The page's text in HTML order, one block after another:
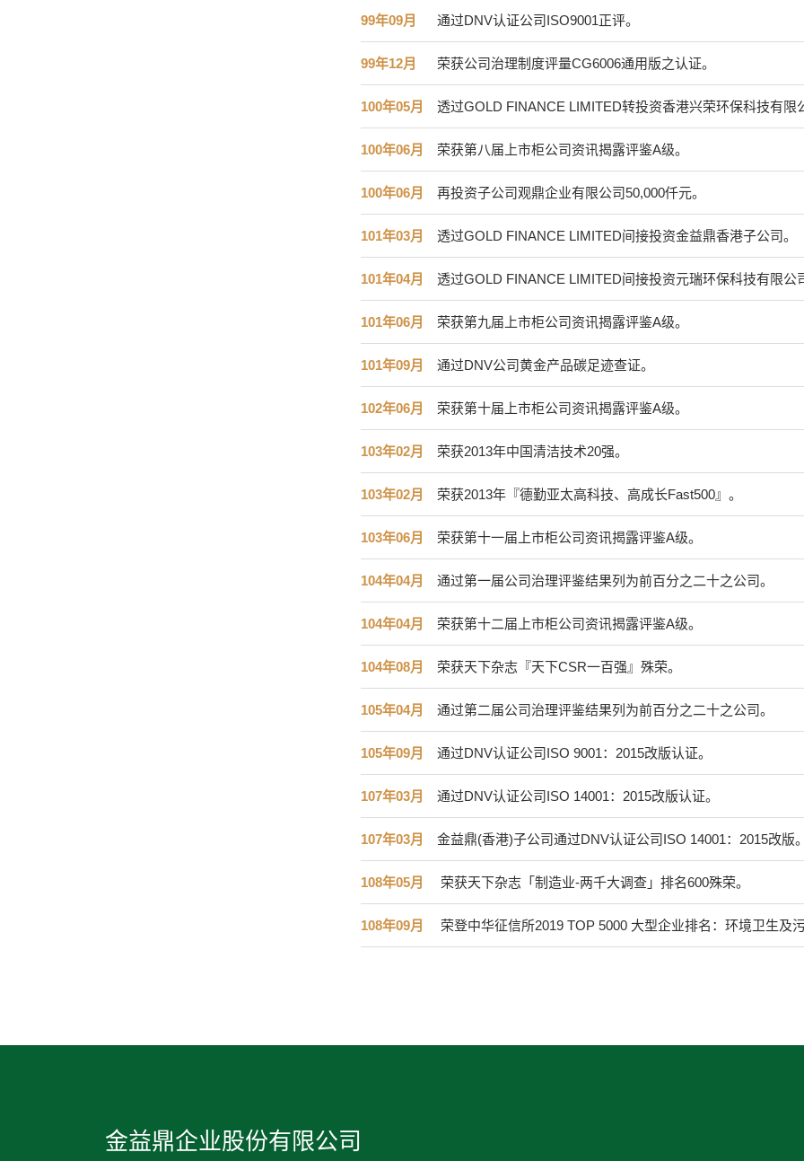
99年09月 通过DNV认证公司ISO9001正评。
99年12月 荣获公司治理制度评量CG6006通用版之认证。
100年05月 透过GOLD FINANCE LIMITED转投资香港兴荣环保科技有限
100年06月 荣获第八届上市柜公司资讯揭露评鉴A级。
100年06月 再投资子公司观鼎企业有限公司50,000仟元。
101年03月 透过GOLD FINANCE LIMITED间接投资金益鼎香港子公司。
101年04月 透过GOLD FINANCE LIMITED间接投资元瑞环保科技有限公
101年06月 荣获第九届上市柜公司资讯揭露评鉴A级。
101年09月 通过DNV公司黄金产品碳足迹查证。
102年06月 荣获第十届上市柜公司资讯揭露评鉴A级。
103年02月 荣获2013年中国清洁技术20强。
103年02月 荣获2013年『德勤亚太高科技、高成长Fast500』。
103年06月 荣获第十一届上市柜公司资讯揭露评鉴A级。
104年04月 通过第一届公司治理评鉴结果列为前百分之二十之公司。
104年04月 荣获第十二届上市柜公司资讯揭露评鉴A级。
104年08月 荣获天下杂志『天下CSR一百强』殊荣。
105年04月 通过第二届公司治理评鉴结果列为前百分之二十之公司。
105年09月 通过DNV认证公司ISO 9001：2015改版认证。
107年03月 通过DNV认证公司ISO 14001：2015改版认证。
107年03月 金益鼎(香港)子公司通过DNV认证公司ISO 14001：2015改版。
108年05月 荣获天下杂志「制造业-两千大调查」排名600殊荣。
108年09月 荣登中华征信所2019 TOP 5000 大型企业排名：环境卫生及
金益鼎企业股份有限公司